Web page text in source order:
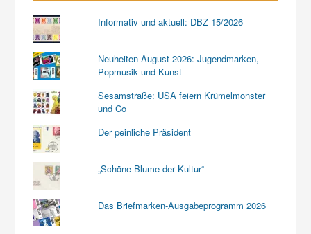
Informativ und aktuell: DBZ 15/2026
Neuheiten August 2026: Jugendmarken,
Popmusik und Kunst
Sesamstraße: USA feiern Krümelmonster
und Co
Der peinliche Präsident
„Schöne Blume der Kultur“
Das Briefmarken-Ausgabeprogramm 2026